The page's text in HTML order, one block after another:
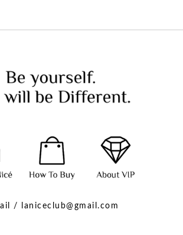
/ laniceclub@gmail.com